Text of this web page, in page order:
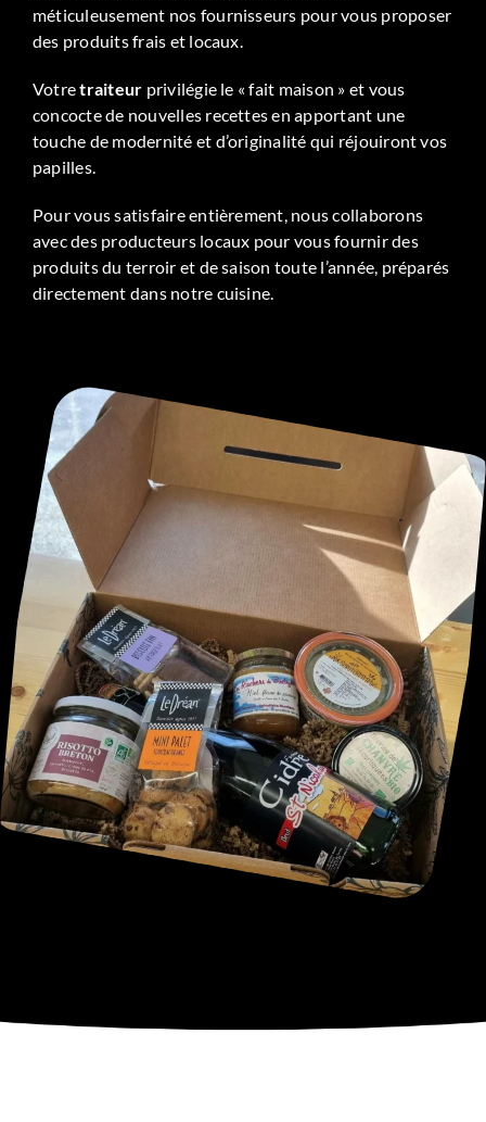
méticuleusement nos fournisseurs pour vous proposer
des produits frais et locaux.
Votretraiteur privilégie le « fait maison » et vous
concocte de nouvelles recettes en apportant une
touche de modernité et d’originalité qui réjouiront vos
papilles.
Pour vous satisfaire entièrement, nous collaborons
avec des producteurs locaux pour vous fournir des
produits du terroir et de saison toute l’année, préparés
directement dans notre cuisine.